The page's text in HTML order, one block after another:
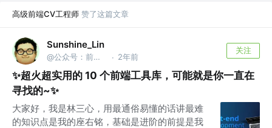
高级前端CV工程师 赞了这篇文章
Sunshine_Lin
@公众号：前端之神 & B站：林三心的挖掘机 · 2年前
关注
✨超火超实用的 10 个前端工具库，可能就是你一直在
寻找的~✨
大家好，我是林三心，用最通俗易懂的话讲最难
的知识点是我的座右铭，基础是进阶的前提是我